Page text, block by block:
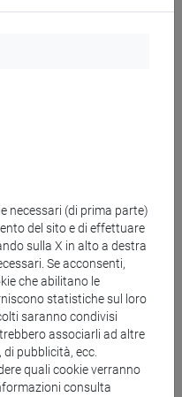
triennale e magistrale
di sostenibilità, dal
innovativo “Experior”,
Venice School of
Sustainability Mindset:
Corporate Risk
Creation”, 2022–2025.
necessari (di prima parte)
del sito e di effettuare
sulla X in alto a destra
Se acconsenti,
che abilitano le
statistiche sul loro
saranno condivisi
associarli ad altre
pubblicità, ecc.
quali cookie verranno
consulta